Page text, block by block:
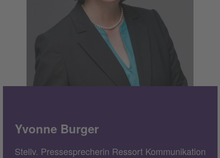
Yvonne Burger
Stellv. Pressesprecherin Ressort Kommunikation